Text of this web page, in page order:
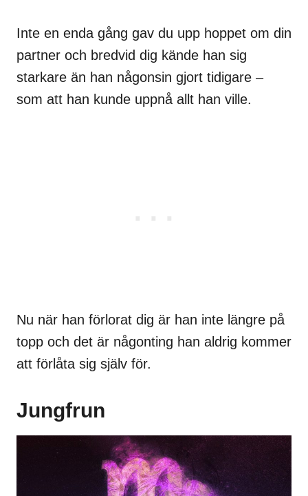
Inte en enda gång gav du upp hoppet om din
partner och bredvid dig kände han sig
starkare än han någonsin gjort tidigare –
som att han kunde uppnå allt han ville.
Nu när han förlorat dig är han inte längre på
topp och det är någonting han aldrig kommer
att förlåta sig själv för.
Jungfrun